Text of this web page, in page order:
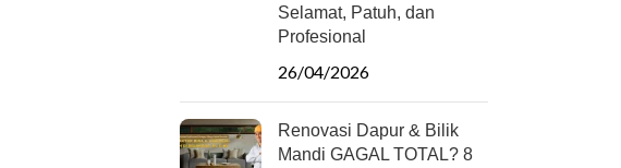
Selamat, Patuh, dan
Profesional
26/04/2026
Renovasi Dapur & Bilik
Mandi GAGAL TOTAL? 8